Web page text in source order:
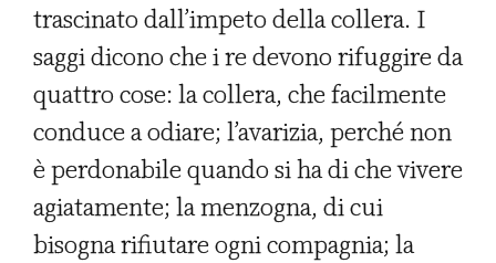
trascinato dall’impeto della collera. I
saggi dicono che i re devono rifuggire da
quattro cose: la collera, che facilmente
conduce a odiare; l’avarizia, perché non
è perdonabile quando si ha di che vivere
agiatamente; la menzogna, di cui
bisogna rifiutare ogni compagnia; la